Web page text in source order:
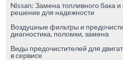
Nissan: Замена топливного бака
решение для надежности
Воздушные фильтры и
диагностика, поломки, замена
Виды предочистителей для
в сервисе